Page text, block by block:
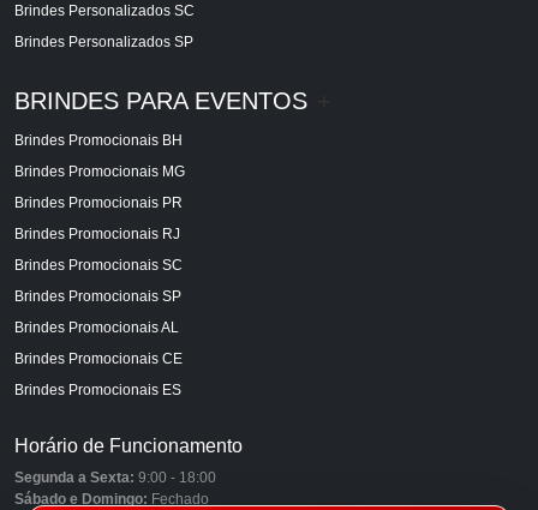
Brindes Personalizados SC
Brindes Personalizados SP
BRINDES PARA EVENTOS
Brindes Promocionais BH
Brindes Promocionais MG
Brindes Promocionais PR
Brindes Promocionais RJ
Brindes Promocionais SC
Brindes Promocionais SP
Brindes Promocionais AL
Brindes Promocionais CE
Brindes Promocionais ES
Horário de Funcionamento
Segunda a Sexta: 9:00 - 18:00
Sábado e Domingo: Fechado